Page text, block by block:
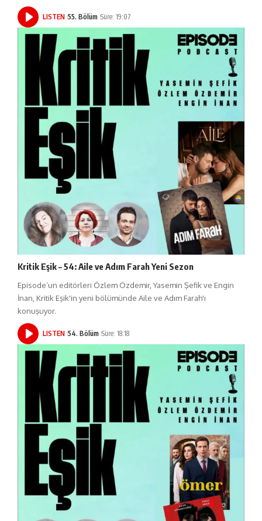
LISTEN 55. Bölüm Süre: 19:07
Kritik Eşik – 54: Aile ve Adım Farah Yeni Sezon
Episode’un editörleri Özlem Özdemir, Yasemin Şefik ve Engin
İnan, Kritik Eşik'in yeni bölümünde Aile ve Adım Farah'ı
konuşuyor.
LISTEN 54. Bölüm Süre: 18:18